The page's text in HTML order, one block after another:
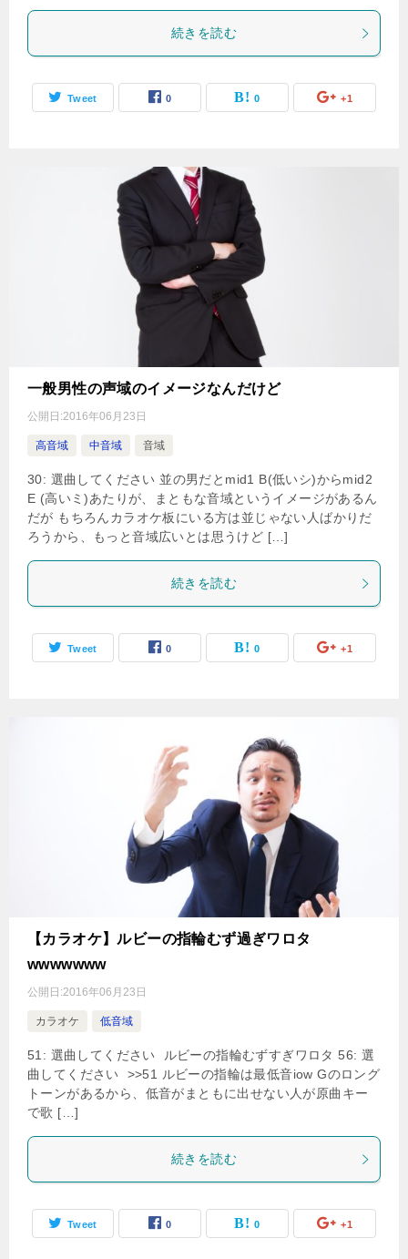
続きを読む
Tweet 0 0 +1
一般男性の声域のイメージなんだけど
公開日:2016年06月23日
高音域 中音域 音域
30: 選曲してください 並の男だとmid1 B(低いシ)からmid2
E (高いミ)あたりが、まともな音域というイメージがあるん
だが もちろんカラオケ板にいる方は並じゃない人ばかりだ
ろうから、もっと音域広いとは思うけど […]
続きを読む
Tweet 0 0 +1
【カラオケ】ルビーの指輪むず過ぎワロタ
wwwwwww
公開日:2016年06月23日
カラオケ 低音域
51: 選曲してください ルビーの指輪むずすぎワロタ 56: 選
曲してください >>51 ルビーの指輪は最低音iow Gのロング
トーンがあるから、低音がまともに出せない人が原曲キー
で歌 […]
続きを読む
Tweet 0 0 +1